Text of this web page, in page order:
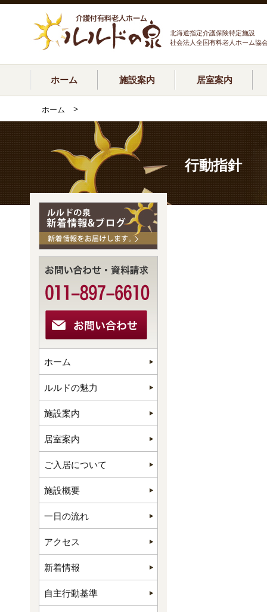
北海道指定介護保険特定施設
社会法人全国有料老人ホーム協
ホーム 施設案内 居室案内
ホーム >
行動指針
ホーム
ルルドの魅力
施設案内
居室案内
ご入居について
施設概要
一日の流れ
アクセス
新着情報
自主行動基準